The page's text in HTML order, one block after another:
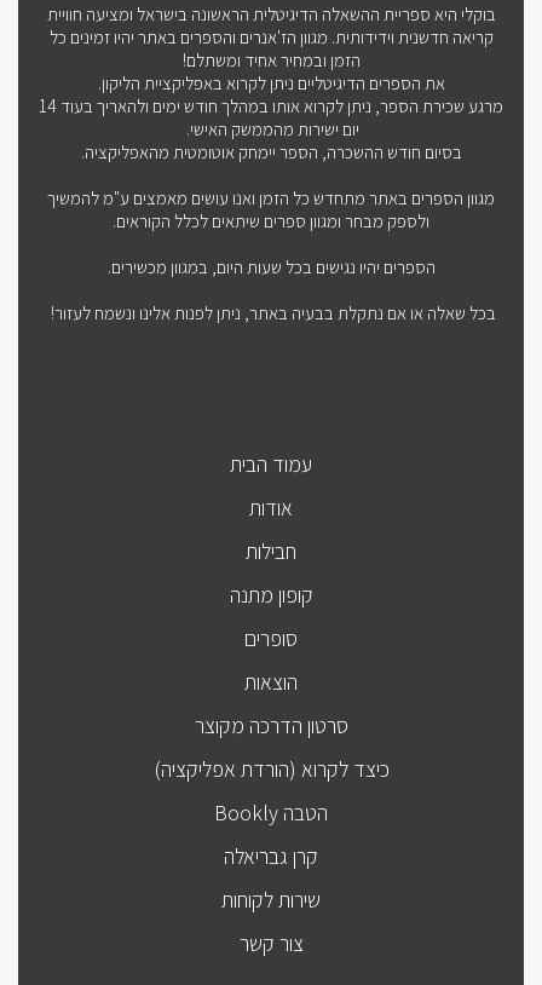
בוקלי היא ספריית ההשאלה הדיגיטלית הראשונה בישראל ומציעה חוויית
קריאה חדשנית וידידותית. מגוון הז'אנרים והספרים באתר יהיו זמינים כל
הזמן ובמחיר אחיד ומשתלם!
את הספרים הדיגיטליים ניתן לקרוא באפליקציית הליקון.
מרגע שכירת הספר, ניתן לקרוא אותו במהלך חודש ימים ולהאריך בעוד 14
יום ישירות מהממשק האישי.
בסיום חודש ההשכרה, הספר יימחק אוטומטית מהאפליקציה.
מגוון הספרים באתר מתחדש כל הזמן ואנו עושים מאמצים ע"מ להמשיך
ולספק מבחר ומגוון ספרים שיתאים לכלל הקוראים.
הספרים יהיו נגישים בכל שעות היום, במגוון מכשירים.
בכל שאלה או אם נתקלת בבעיה באתר, ניתן לפנות אלינו ונשמח לעזור!
עמוד הבית
אודות
חבילות
קופון מתנה
סופרים
הוצאות
סרטון הדרכה מקוצר
כיצד לקרוא (הורדת אפליקציה)
הטבה Bookly
קרן גבריאלה
שירות לקוחות
צור קשר